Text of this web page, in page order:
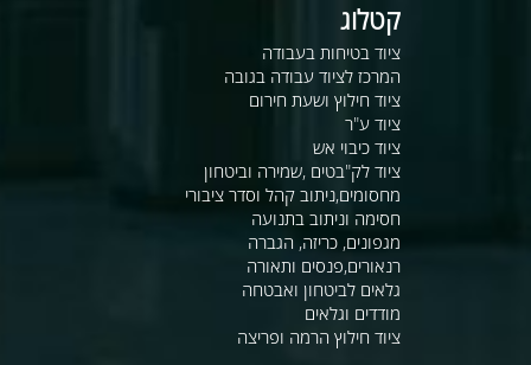
קטלוג
ציוד בטיחות בעבודה
המרכז לציוד עבודה בגובה
ציוד חילוץ ושעת חירום
ציוד ע"ר
ציוד כיבוי אש
ציוד לק"בטים ,שמירה וביטחון
מחסומים,ניתוב קהל וסדר ציבורי
חסימה וניתוב בתנועה
מגפונים, כריזה, הגברה
רנאורים,פנסים ותאורה
גלאים לביטחון ואבטחה
מודדים וגלאים
ציוד חילוץ הרמה ופריצה